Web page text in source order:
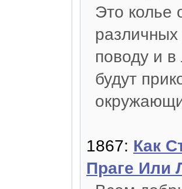
Это колье
поводу и
будут
1867: Как
Праге Или